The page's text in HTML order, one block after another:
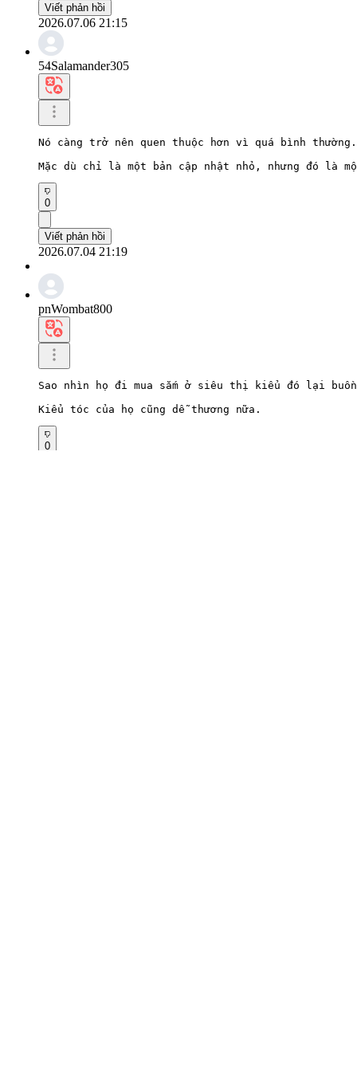
Viết phản hồi
2026.07.06 21:15
54Salamander305
Nó càng trở nên quen thuộc hơn vì quá bình thường.
Mặc dù chỉ là một bản cập nhật nhỏ, nhưng đó là
0
Viết phản hồi
2026.07.04 21:19
pnWombat800
Sao nhìn họ đi mua sắm ở siêu thị kiểu đó lại
Kiểu tóc của họ cũng dễ thương nữa.
0